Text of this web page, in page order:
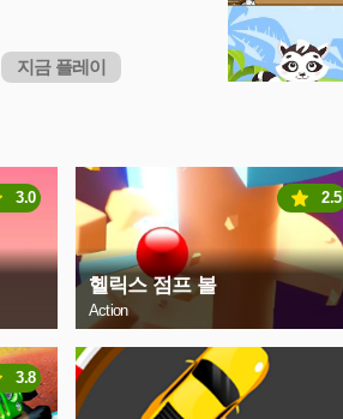
지금 플레이
3.0
헬릭스 점프 볼
Action
2.5
3.8